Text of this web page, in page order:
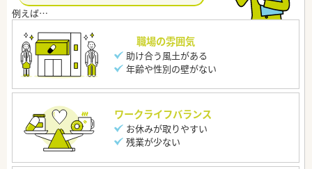
職場の雰囲気
助け合う風土がある
年齢や性別の壁がない
ワークライフバランス
お休みが取りやすい
残業が少ない